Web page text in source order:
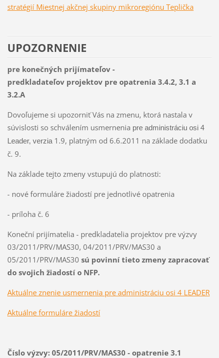
stratégií Miestnej akčnej skupiny mikroregiónu Teplička
UPOZORNENIE
pre konečných prijímateľov -
predkladateľov projektov pre opatrenia 3.4.2, 3.1 a
3.2.A
Dovoľujeme si upozorniť Vás na zmenu, ktorá nastala v
súvislosti so schválením usmernenia pre administráciu osi 4
Leader, verzia 1.9, platným od 6.6.2011 na základe dodatku
č. 9.
Na základe tejto zmeny vstupujú do platnosti:
- nové formuláre žiadostí pre jednotlivé opatrenia
- príloha č. 6
Koneční prijímatelia - predkladatelia projektov pre výzvy
03/2011/PRV/MAS30, 04/2011/PRV/MAS30 a
05/2011/PRV/MAS30 sú povinní tieto zmeny zapracovať
do svojich žiadostí o NFP.
Aktuálne znenie usmernenia pre administráciu osi 4 LEADER
Aktuálne formuláre žiadostí
Číslo výzvy: 05/2011/PRV/MAS30 - opatrenie 3.1